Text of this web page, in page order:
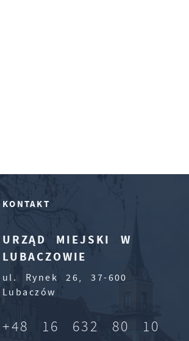
KONTAKT
URZĄD MIEJSKI W
LUBACZOWIE
ul. Rynek 26, 37-600
Lubaczów
+48 16 632 80 10